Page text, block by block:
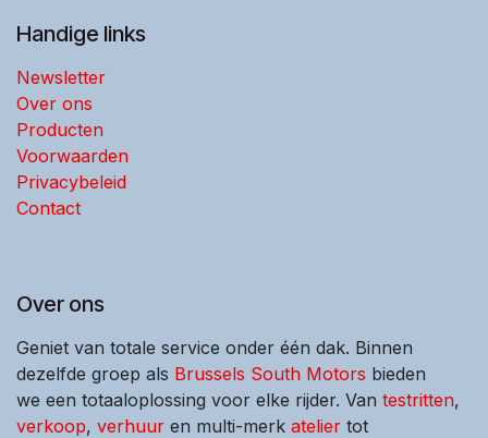
Handige links
Newsletter
Over ons
Producten
Voorwaarden
Privacybeleid
Contact
Over ons
Geniet van totale service onder één dak. Binnen
dezelfde groep als Brussels South Motors bieden
we een totaaloplossing voor elke rijder. Van testritten,
verkoop, verhuur en multi-merk atelier tot